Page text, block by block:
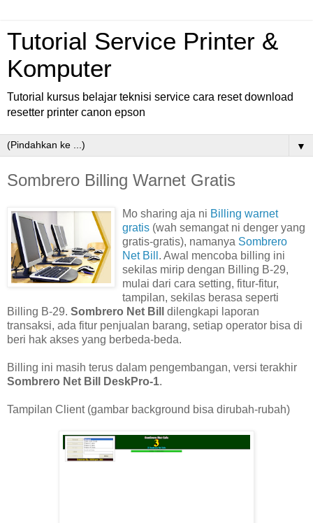
Tutorial Service Printer &
Komputer
Tutorial kursus belajar teknisi service cara reset download
resetter printer canon epson
▼
Sombrero Billing Warnet Gratis
Mo sharing aja ni Billing warnet
gratis (wah semangat ni denger yang
gratis-gratis), namanya Sombrero
Net Bill . Awal mencoba billing ini
sekilas mirip dengan Billing B-29,
mulai dari cara setting, fitur-fitur,
tampilan, sekilas berasa seperti
Billing B-29. Sombrero Net Bill
dilengkapi laporan
transaksi, ada fitur penjualan barang, setiap operator bisa di
beri hak akses yang berbeda-beda.
Billing ini masih terus dalam pengembangan, versi terakhir
Sombrero Net Bill DeskPro-1.
Tampilan Client (gambar background bisa dirubah-rubah)